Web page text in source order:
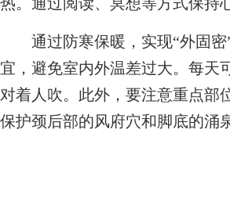
通过防寒保暖，实现“外固密
宜，避免室内外温差过大。每天
对着人吹。此外，要注意重点部
保护颈后部的风府穴和脚底的涌